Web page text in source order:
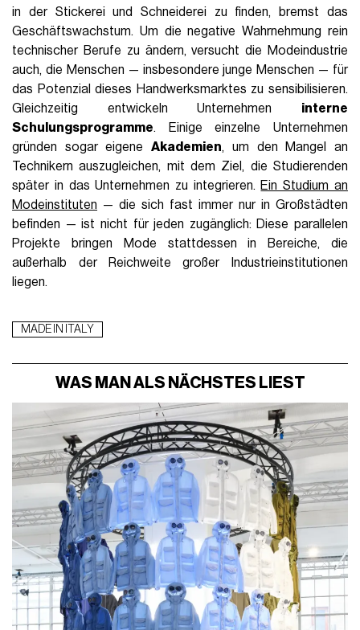
in der Stickerei und Schneiderei zu finden, bremst das
Geschäftswachstum. Um die negative Wahrnehmung rein
technischer Berufe zu ändern, versucht die Modeindustrie
auch, die Menschen — insbesondere junge Menschen — für
das Potenzial dieses Handwerksmarktes zu sensibilisieren.
Gleichzeitig entwickeln Unternehmen interne
Schulungsprogramme. Einige einzelne Unternehmen
gründen sogar eigeneAkademien, um den Mangel an
Technikern auszugleichen, mit dem Ziel, die Studierenden
später in das Unternehmen zu integrieren. Ein Studium an
Modeinstituten — die sich fast immer nur in Großstädten
befinden — ist nicht für jeden zugänglich: Diese parallelen
Projekte bringen Mode stattdessen in Bereiche, die
außerhalb der Reichweite großer Industrieinstitutionen
liegen.
MADE IN ITALY
WAS MAN ALS NÄCHSTES LIEST